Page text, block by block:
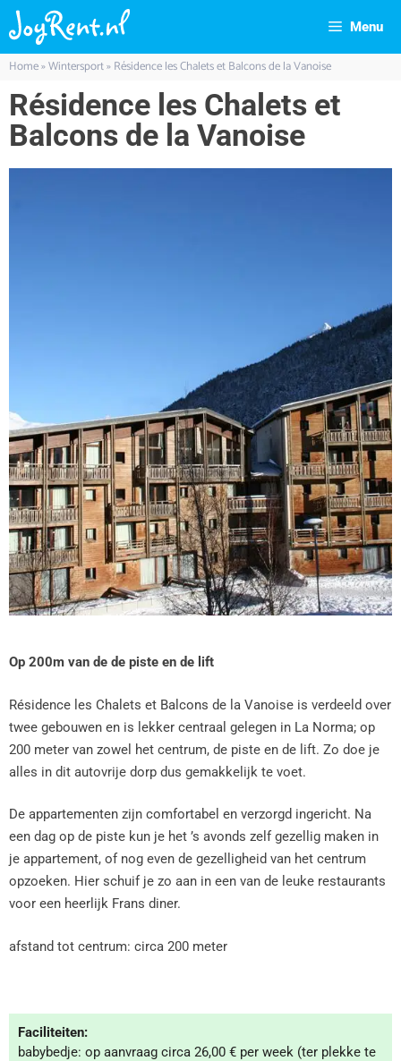
Menu
Home»Wintersport»Résidence les Chalets et Balcons de la Vanoise
Résidence les Chalets et
Balcons de la Vanoise
Op 200m van de de piste en de lift
Résidence les Chalets et Balcons de la Vanoise is verdeeld over
twee gebouwen en is lekker centraal gelegen in La Norma; op
200 meter van zowel het centrum, de piste en de lift. Zo doe je
alles in dit autovrije dorp dus gemakkelijk te voet.
De appartementen zijn comfortabel en verzorgd ingericht. Na
een dag op de piste kun je het ’s avonds zelf gezellig maken in
je appartement, of nog even de gezelligheid van het centrum
opzoeken. Hier schuif je zo aan in een van de leuke restaurants
voor een heerlijk Frans diner.
afstand tot centrum: circa 200 meter
Faciliteiten:
babybedje: op aanvraag circa 26,00 € per week (ter plekke te